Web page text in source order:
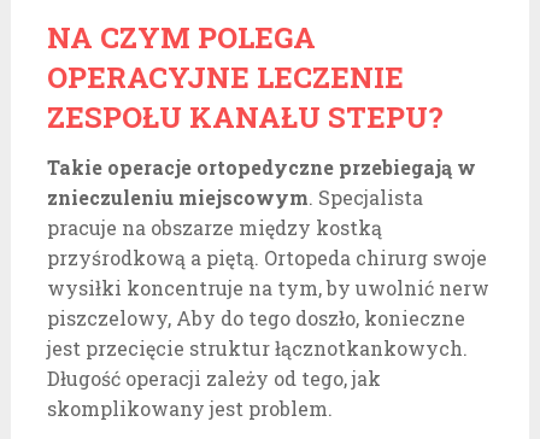
NA CZYM POLEGA
OPERACYJNE LECZENIE
ZESPOŁU KANAŁU STEPU?
Takie operacje ortopedyczne przebiegają w
znieczuleniu miejscowym. Specjalista
pracuje na obszarze między kostką
przyśrodkową a piętą. Ortopeda chirurg swoje
wysiłki koncentruje na tym, by uwolnić nerw
piszczelowy, Aby do tego doszło, konieczne
jest przecięcie struktur łącznotkankowych.
Długość operacji zależy od tego, jak
skomplikowany jest problem.